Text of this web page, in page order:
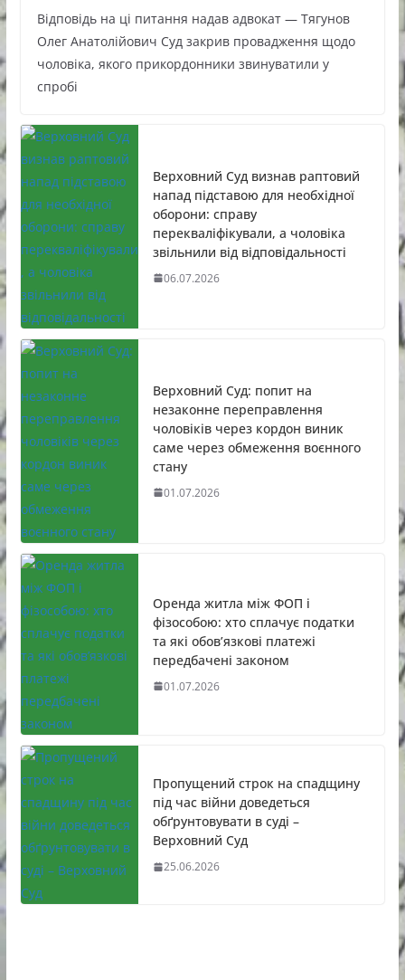
Відповідь на ці питання надав адвокат — Тягунов
Олег Анатолійович Суд закрив провадження щодо
чоловіка, якого прикордонники звинуватили у
спробі
Верховний Суд визнав раптовий
напад підставою для необхідної
оборони: справу
перекваліфікували, а чоловіка
звільнили від відповідальності
06.07.2026
Верховний Суд: попит на
незаконне переправлення
чоловіків через кордон виник
саме через обмеження воєнного
стану
01.07.2026
Оренда житла між ФОП і
фізособою: хто сплачує податки
та які обов’язкові платежі
передбачені законом
01.07.2026
Пропущений строк на спадщину
під час війни доведеться
обґрунтовувати в суді –
Верховний Суд
25.06.2026